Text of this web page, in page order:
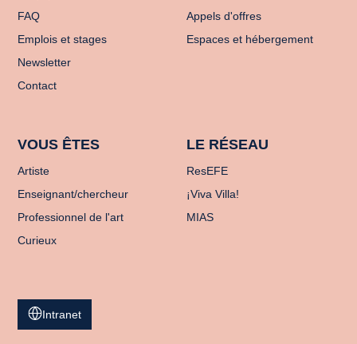
FAQ
Emplois et stages
Newsletter
Contact
Appels d'offres
Espaces et hébergement
VOUS ÊTES
Artiste
Enseignant/chercheur
Professionnel de l'art
Curieux
LE RÉSEAU
ResEFE
¡Viva Villa!
MIAS
Intranet